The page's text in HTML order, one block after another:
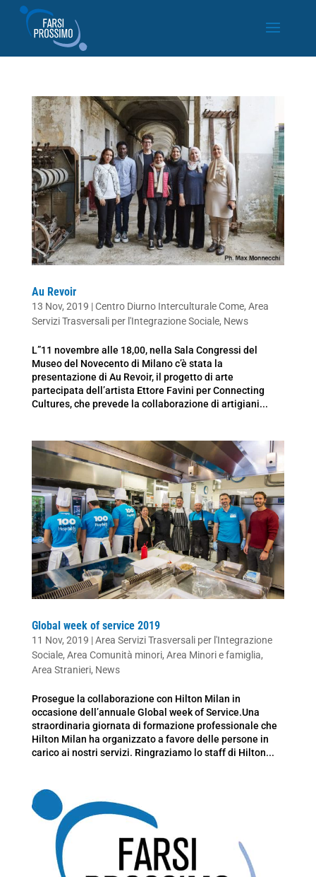
Au Revoir
13 Nov, 2019 |Centro Diurno Interculturale Come, Area
Servizi Trasversali per l'Integrazione Sociale, News
L”11 novembre alle 18,00, nella Sala Congressi del
Museo del Novecento di Milano c’è stata la
presentazione di Au Revoir, il progetto di arte
partecipata dell’artista Ettore Favini per Connecting
Cultures, che prevede la collaborazione di artigiani...
Global week of service 2019
11 Nov, 2019 |Area Servizi Trasversali per l'Integrazione
Sociale, Area Comunità minori, Area Minori e famiglia,
Area Stranieri, News
Prosegue la collaborazione con Hilton Milan in
occasione dell’annuale Global week of Service.Una
straordinaria giornata di formazione professionale che
Hilton Milan ha organizzato a favore delle persone in
carico ai nostri servizi. Ringraziamo lo staff di Hilton...